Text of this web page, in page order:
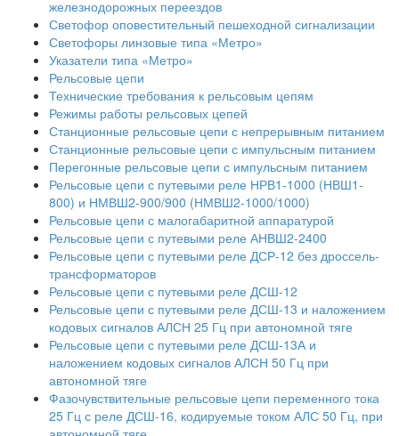
железнодорожных переездов
Светофор оповестительный пешеходной сигнализации
Светофоры линзовые типа «Метро»
Указатели типа «Метро»
Рельсовые цепи
Технические требования к рельсовым цепям
Режимы работы рельсовых цепей
Станционные рельсовые цепи с непрерывным питанием
Станционные рельсовые цепи с импульсным питанием
Перегонные рельсовые цепи с импульсным питанием
Рельсовые цепи с путевыми реле НРВ1-1000 (НВШ1-
800) и НМВШ2-900/900 (НМВШ2-1000/1000)
Рельсовые цепи с малогабаритной аппаратурой
Рельсовые цепи с путевыми реле АНВШ2-2400
Рельсовые цепи с путевыми реле ДСР-12 без дроссель-
трансформаторов
Рельсовые цепи с путевыми реле ДСШ-12
Рельсовые цепи с путевыми реле ДСШ-13 и наложением
кодовых сигналов АЛСН 25 Гц при автономной тяге
Рельсовые цепи с путевыми реле ДСШ-13А и
наложением кодовых сигналов АЛСН 50 Гц при
автономной тяге
Фазочувствительные рельсовые цепи переменного тока
25 Гц с реле ДСШ-16, кодируемые током АЛС 50 Гц, при